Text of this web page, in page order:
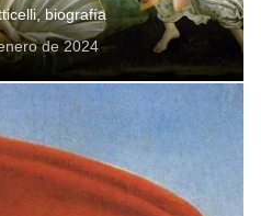
biografía
de 2024